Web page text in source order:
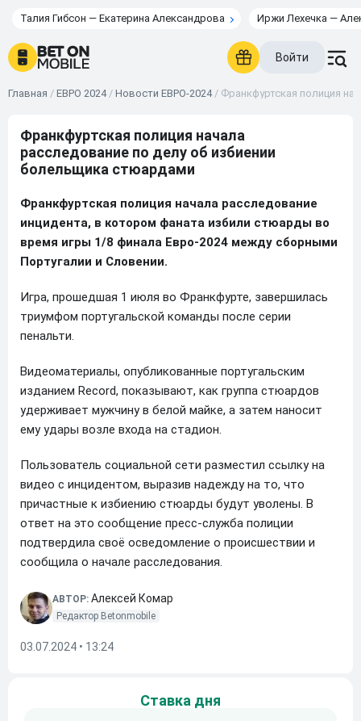
Талия Гибсон — Екатерина Александрова Иржи Лехечка —
Войти
Главная / ЕВРО 2024/ Новости ЕВРО-2024/ Франкфуртская полиция
Франкфуртская полиция начала
расследование по делу об избиении
болельщика стюардами
Франкфуртская полиция начала расследование
инцидента, в котором фаната избили стюарды во
время игры 1/8 финала Евро-2024 между сборными
Португалии и Словении.
Игра, прошедшая 1 июля во Франкфурте, завершилась
триумфом португальской команды после серии
пенальти.
Видеоматериалы, опубликованные португальским
изданием Record, показывают, как группа стюардов
удерживает мужчину в белой майке, а затем наносит
ему удары возле входа на стадион.
Пользователь социальной сети разместил ссылку на
видео с инцидентом, выразив надежду на то, что
причастные к избиению стюарды будут уволены. В
ответ на это сообщение пресс-служба полиции
подтвердила своё осведомление о происшествии и
сообщила о начале расследования.
АВТОР: Алексей Комар
Редактор Betonmobile
03.07.2024 • 13:24
Ставка дня